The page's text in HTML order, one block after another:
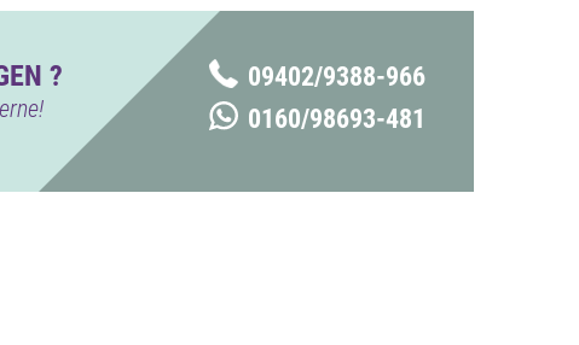
?
09402/9388-966
0160/98693-481